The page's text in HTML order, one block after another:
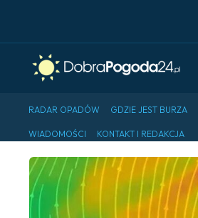
RADAR OPADÓW GDZIE JEST BURZA
WIADOMOŚCI KONTAKT I REDAKCJA